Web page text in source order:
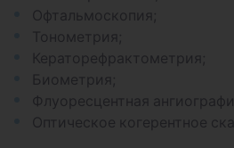
Офтальмоскопия;
Тонометрия;
Кераторефрактометрия;
Биометрия;
Флуоресцентная
Оптическое когерентное